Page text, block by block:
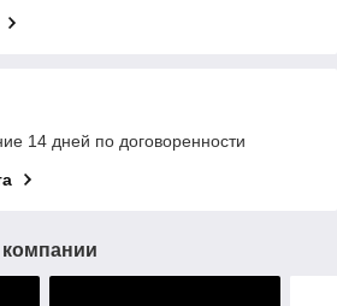
14 дней по договоренности